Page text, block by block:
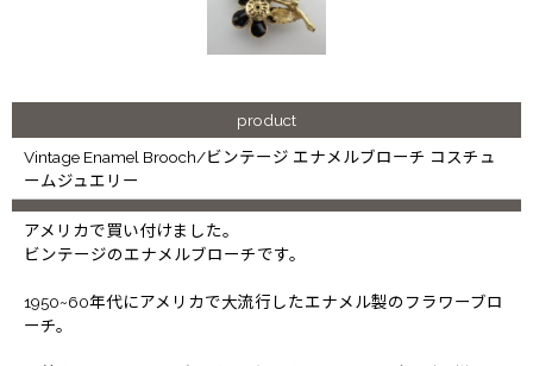
product
Vintage Enamel Brooch/ビンテージ エナメルブローチ コスチュ
ームジュエリー
アメリカで買い付けました。
ビンテージのエナメルブローチです。
1950~60年代にアメリカで大流行したエナメル製のフラワーブロ
ーチ。